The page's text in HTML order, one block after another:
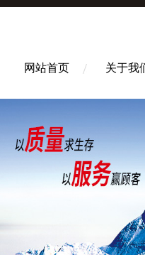
网站首页 关于我